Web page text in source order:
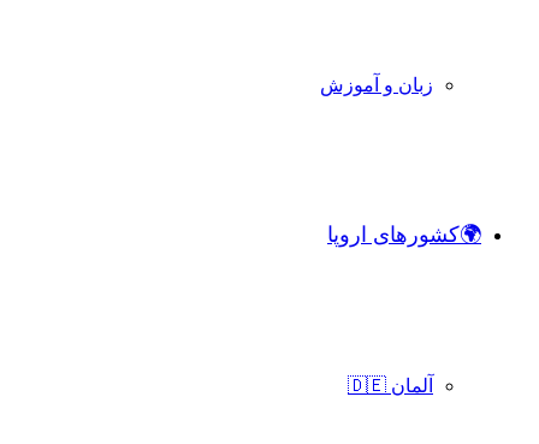
زبان و آموزش
🌍کشورهای اروپا
آلمان 🇩🇪